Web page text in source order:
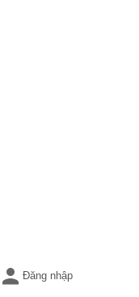
Đăng nhập